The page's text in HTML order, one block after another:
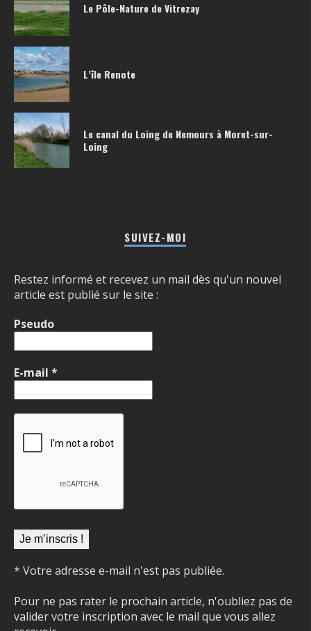
Le Pôle-Nature de Vitrezay
L’île Renote
Le canal du Loing de Nemours à Moret-sur-
Loing
SUIVEZ-MOI
Restez informé et recevez un mail dès qu'un nouvel
article est publié sur le site :
Pseudo
E-mail *
* Votre adresse e-mail n'est pas publiée.
Pour ne pas rater le prochain article, n'oubliez pas de
valider votre inscription avec le mail que vous allez